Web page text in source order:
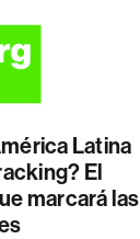
Latina
El
marcará las